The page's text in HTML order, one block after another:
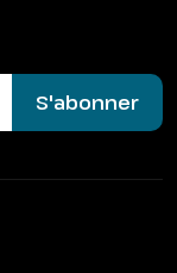
S'abonner